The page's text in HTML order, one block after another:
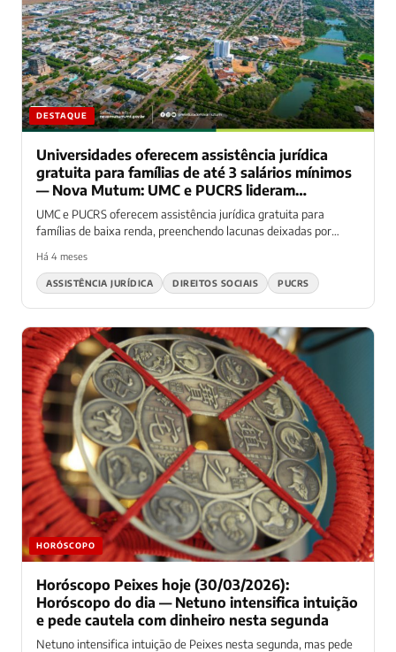
DESTAQUE
Universidades oferecem assistência jurídica
gratuita para famílias de até 3 salários mínimos
— Nova Mutum: UMC e PUCRS lideram
atendimento
UMC e PUCRS oferecem assistência jurídica gratuita para
famílias de baixa renda, preenchendo lacunas deixadas por
Há 4 meses
ASSISTÊNCIA JURÍDICA DIREITOS SOCIAIS PUCRS
HORÓSCOPO
Horóscopo Peixes hoje (30/03/2026):
Horóscopo do dia — Netuno intensifica intuição
e pede cautela com dinheiro nesta segunda
Netuno intensifica intuição de Peixes nesta segunda, mas pede